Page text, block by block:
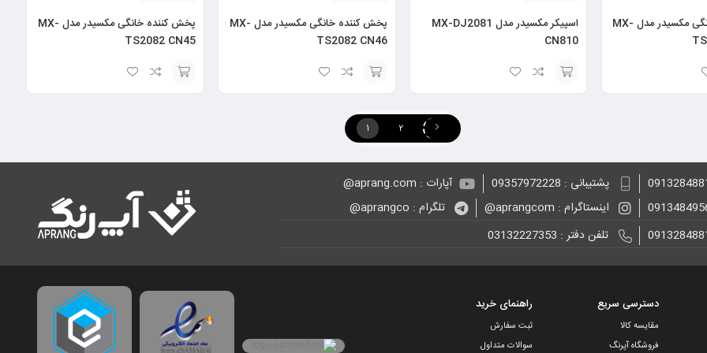
پخش کننده خانگی مکسیدر مدل MX-
اسپیکر مکسیدر مدل MX-DJ2081
CN810
پخش کننده خانگی مکسیدر مدل MX-
TS2082 CN46
گزینه
پخش کننده خانگی مکسیدر مدل MX-
TS2082 CN45
1 2
پشتیبانی : 09357972228
آپارات : aprang.com@
اینستاگرام : aprangcom@
تلگرام : aprangco@
تلفن دفتر : 03132227353
دسترسی سریع
مقایسه کالا
فروشگاه آپرنگ
راهنمای خرید
ثبت سفارش
سوالات متداول